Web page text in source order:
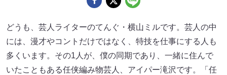
どうも、芸人ライターのてんぐ・横山ミルです。芸人の中
には、漫才やコントだけではなく、特技を仕事にする人も
多くいます。その1人が、僕の同期であり、一緒に住んで
いたこともある任侠編み物芸人、アイパー滝沢です。「任